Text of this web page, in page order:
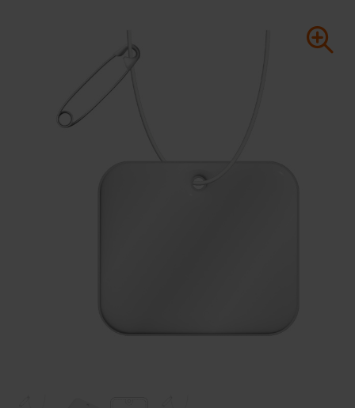
Sleutelhangers & Tools
Huis & Lifestyle
Auto & Veiligheid